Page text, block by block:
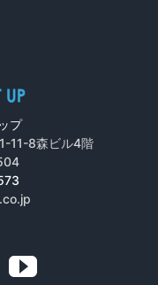
プ
11-8森ビル4階